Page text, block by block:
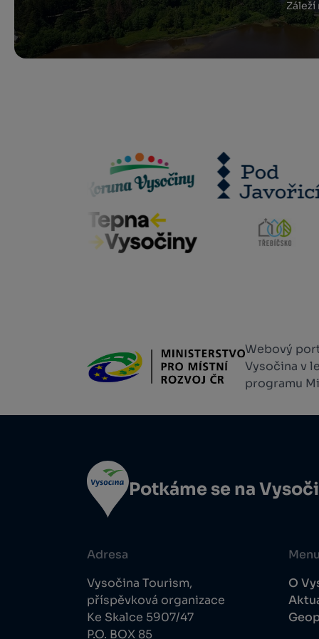
Webový
Vysočina v
programu
Potkáme se na
Adresa
Vysočina Tourism,
příspěvková organizace
Ke Skalce 5907/47
P.O. BOX 85
O